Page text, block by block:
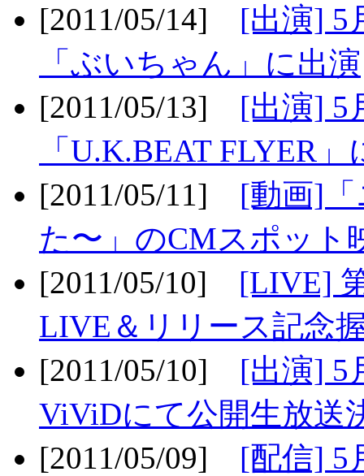
[2011/05/14] [出演] 5
「ぶいちゃん」に出演
[2011/05/13] [出演] 5
「U.K.BEAT FLYER
[2011/05/11] [動画]
た〜」のCMスポット
[2011/05/10] [LIVE]
LIVE＆リリース記念
[2011/05/10] [出演] 5
ViViDにて公開生放送
[2011/05/09] [配信] 5